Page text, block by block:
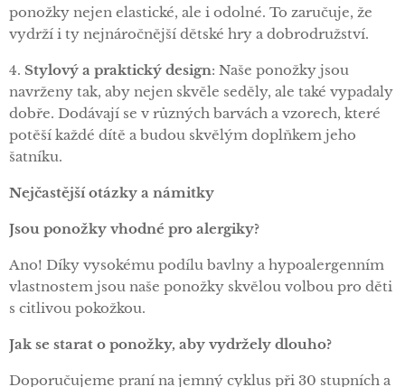
ponožky nejen elastické, ale i odolné. To zaručuje, že
vydrží i ty nejnáročnější dětské hry a dobrodružství.
4. Stylový a praktický design: Naše ponožky jsou
navrženy tak, aby nejen skvěle seděly, ale také vypadaly
dobře. Dodávají se v různých barvách a vzorech, které
potěší každé dítě a budou skvělým doplňkem jeho
šatníku.
Nejčastější otázky a námitky
Jsou ponožky vhodné pro alergiky?
Ano! Díky vysokému podílu bavlny a hypoalergenním
vlastnostem jsou naše ponožky skvělou volbou pro děti
s citlivou pokožkou.
Jak se starat o ponožky, aby vydržely dlouho?
Doporučujeme praní na jemný cyklus při 30 stupních a